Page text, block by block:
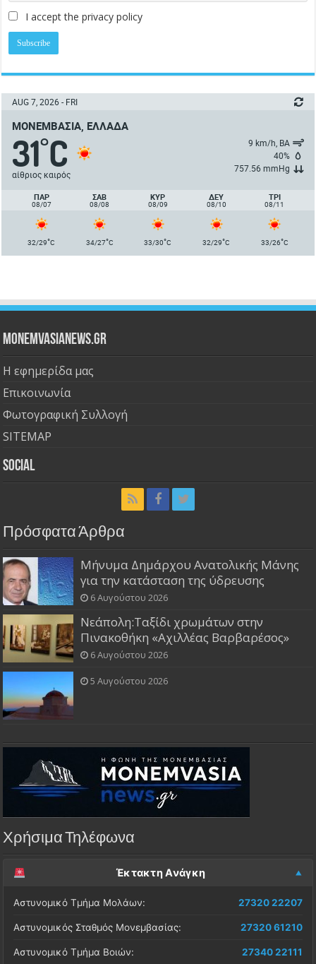
I accept the privacy policy
AUG 7, 2026 - FRI
ΜΟΝΕΜΒΑΣΙΆ, ΕΛΛΆΔΑ
31°C
αίθριος καιρός
9 km/h, ΒΑ
40%
757.56 mmHg
ΠΑΡ
08/07
ΣΑΒ
08/08
ΚΥΡ
08/09
ΔΕΥ
08/10
ΤΡΙ
08/11
32/29°C 34/27°C 33/30°C 32/29°C 33/26°C
Monemvasianews.gr
Η εφημερίδα μας
Επικοινωνία
Φωτογραφική Συλλογή
SITEMAP
Social
Πρόσφατα Άρθρα
Μήνυμα Δημάρχου Ανατολικής Μάνης
για την κατάσταση της ύδρευσης
6 Αυγούστου 2026
Νεάπολη:Ταξίδι χρωμάτων στην
Πινακοθήκη «Αχιλλέας Βαρβαρέσος»
6 Αυγούστου 2026
5 Αυγούστου 2026
Χρήσιμα Τηλέφωνα
Έκτακτη Ανάγκη
Αστυνομικό Τμήμα Μολάων: 27320 22207
Αστυνομικός Σταθμός Μονεμβασίας: 27320 61210
Αστυνομικό Τμήμα Βοιών: 27340 22111